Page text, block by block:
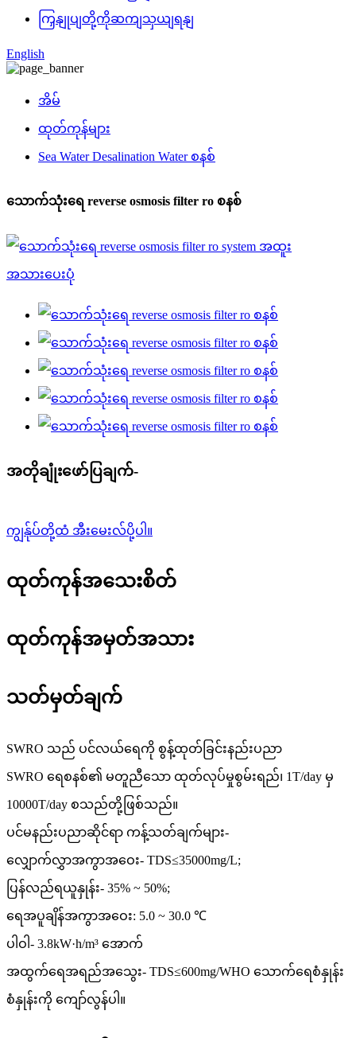
ကြှနျုပျတို့ကိုဆကျသှယျရနျ
English
အိမ်
ထုတ်ကုန်များ
Sea Water Desalination Water စနစ်
သောက်သုံးရေ reverse osmosis filter ro စနစ်
အတိုချုံးဖော်ပြချက်-
ကျွန်ုပ်တို့ထံ အီးမေးလ်ပို့ပါ။
ထုတ်ကုန်အသေးစိတ်
ထုတ်ကုန်အမှတ်အသား
သတ်မှတ်ချက်
SWRO သည် ပင်လယ်ရေကို စွန့်ထုတ်ခြင်းနည်းပညာ
SWRO ရေစနစ်၏ မတူညီသော ထုတ်လုပ်မှုစွမ်းရည်၊ 1T/day မှ
10000T/day စသည်တို့ဖြစ်သည်။
ပင်မနည်းပညာဆိုင်ရာ ကန့်သတ်ချက်များ-
လျှောက်လွှာအကွာအဝေး- TDS≤35000mg/L;
ပြန်လည်ရယူနှုန်း- 35% ~ 50%;
ရေအပူချိန်အကွာအဝေး: 5.0 ~ 30.0 ℃
ပါဝါ- 3.8kW·h/m³ အောက်
အထွက်ရေအရည်အသွေး- TDS≤600mg/WHO သောက်ရေစံနှုန်း
စံနှုန်းကို ကျော်လွန်ပါ။